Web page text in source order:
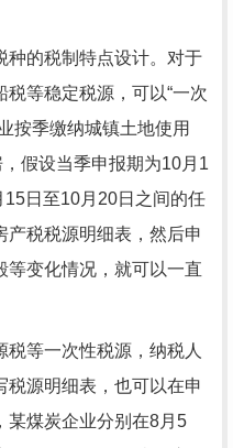
种的税制特点设计。对于
等稳定税源，可以“一次
按季缴纳城镇土地使用
假设当季申报期为10月1
日至10月20日之间的任
产税税源明细表，然后申
等变化情况，就可以一直
等一次性税源，纳税人
税源明细表，也可以在申
某煤炭企业分别在8月5